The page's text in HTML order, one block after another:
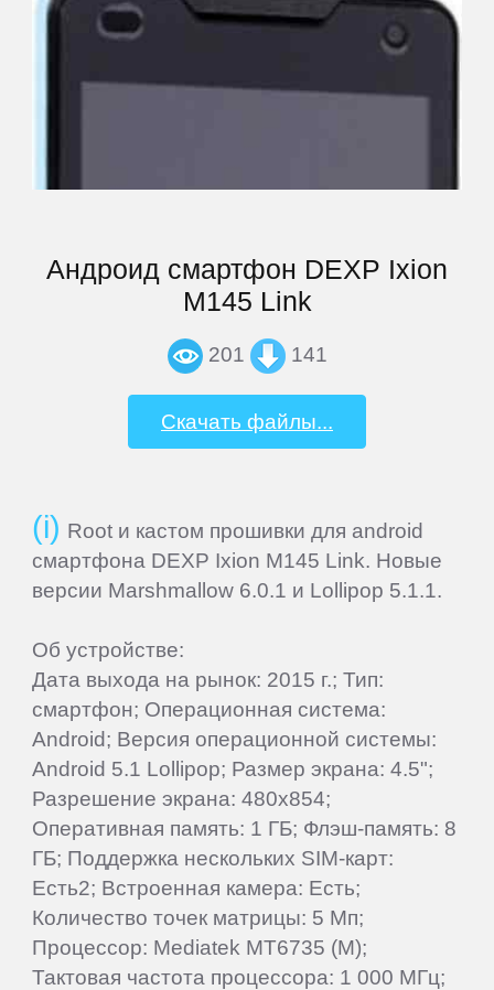
Андроид смартфон DEXP Ixion
M145 Link
201 141
Скачать файлы...
Root и кастом прошивки для android
смартфона DEXP Ixion M145 Link. Новые
версии Marshmallow 6.0.1 и Lollipop 5.1.1.
Об устройстве:
Дата выхода на рынок: 2015 г.; Тип:
смартфон; Операционная система:
Android; Версия операционной системы:
Android 5.1 Lollipop; Размер экрана: 4.5";
Разрешение экрана: 480x854;
Оперативная память: 1 ГБ; Флэш-память: 8
ГБ; Поддержка нескольких SIM-карт:
Есть2; Встроенная камера: Есть;
Количество точек матрицы: 5 Мп;
Процессор: Mediatek MT6735 (M);
Тактовая частота процессора: 1 000 МГц;
Jinga
Letv
Mann
MEIZU
Micromax
Motorola
MyPhone